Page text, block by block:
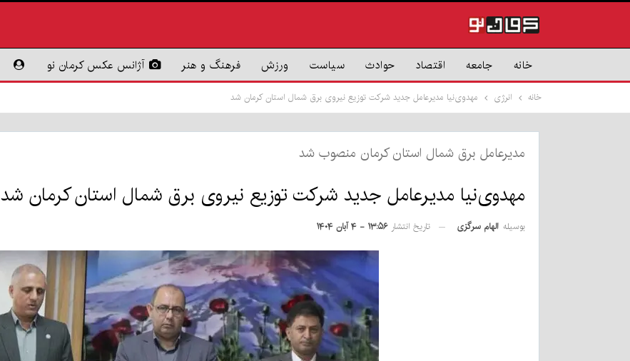
خانه جامعه اقتصاد حوادث سیاست ورزش فرهنگ و هنر آژانس عکس کرمان نو
خانه انرژی مهدوی‌نیا مدیرعامل جدید شرکت توزیع نیروی برق شمال استان کرمان شد
مدیرعامل برق شمال استان کرمان منصوب شد
مهدوی‌نیا مدیرعامل جدید شرکت توزیع نیروی برق شمال استان کرمان شد
بوسیله الهام سرگزی تاریخ انتشار ۱۳:۵۶ - ۴ آبان ۱۴۰۴